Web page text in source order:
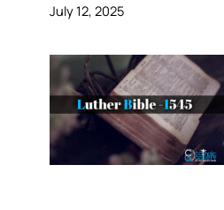
July 12, 2025